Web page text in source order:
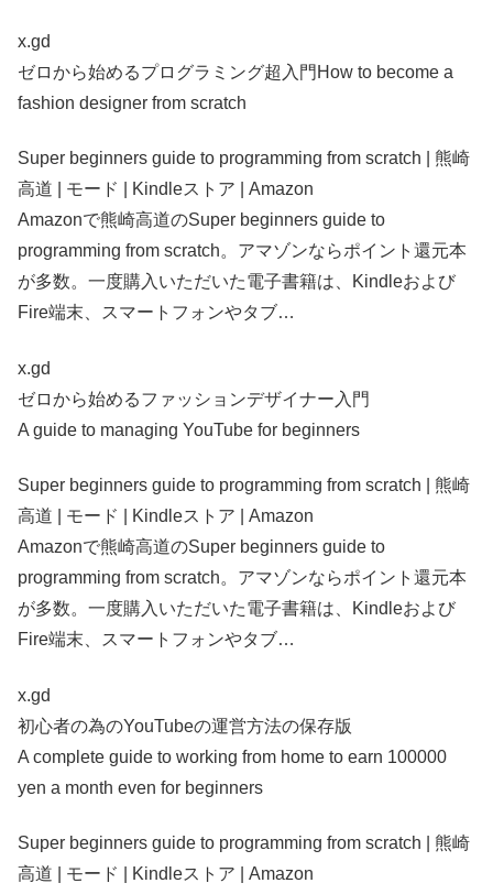
x.gd
ゼロから始めるプログラミング超入門How to become a
fashion designer from scratch
Super beginners guide to programming from scratch | 熊崎
高道 | モード | Kindleストア | Amazon
Amazonで熊崎高道のSuper beginners guide to
programming from scratch。アマゾンならポイント還元本
が多数。一度購入いただいた電子書籍は、Kindleおよび
Fire端末、スマートフォンやタブ…
x.gd
ゼロから始めるファッションデザイナー入門
A guide to managing YouTube for beginners
Super beginners guide to programming from scratch | 熊崎
高道 | モード | Kindleストア | Amazon
Amazonで熊崎高道のSuper beginners guide to
programming from scratch。アマゾンならポイント還元本
が多数。一度購入いただいた電子書籍は、Kindleおよび
Fire端末、スマートフォンやタブ…
x.gd
初心者の為のYouTubeの運営方法の保存版
A complete guide to working from home to earn 100000
yen a month even for beginners
Super beginners guide to programming from scratch | 熊崎
高道 | モード | Kindleストア | Amazon